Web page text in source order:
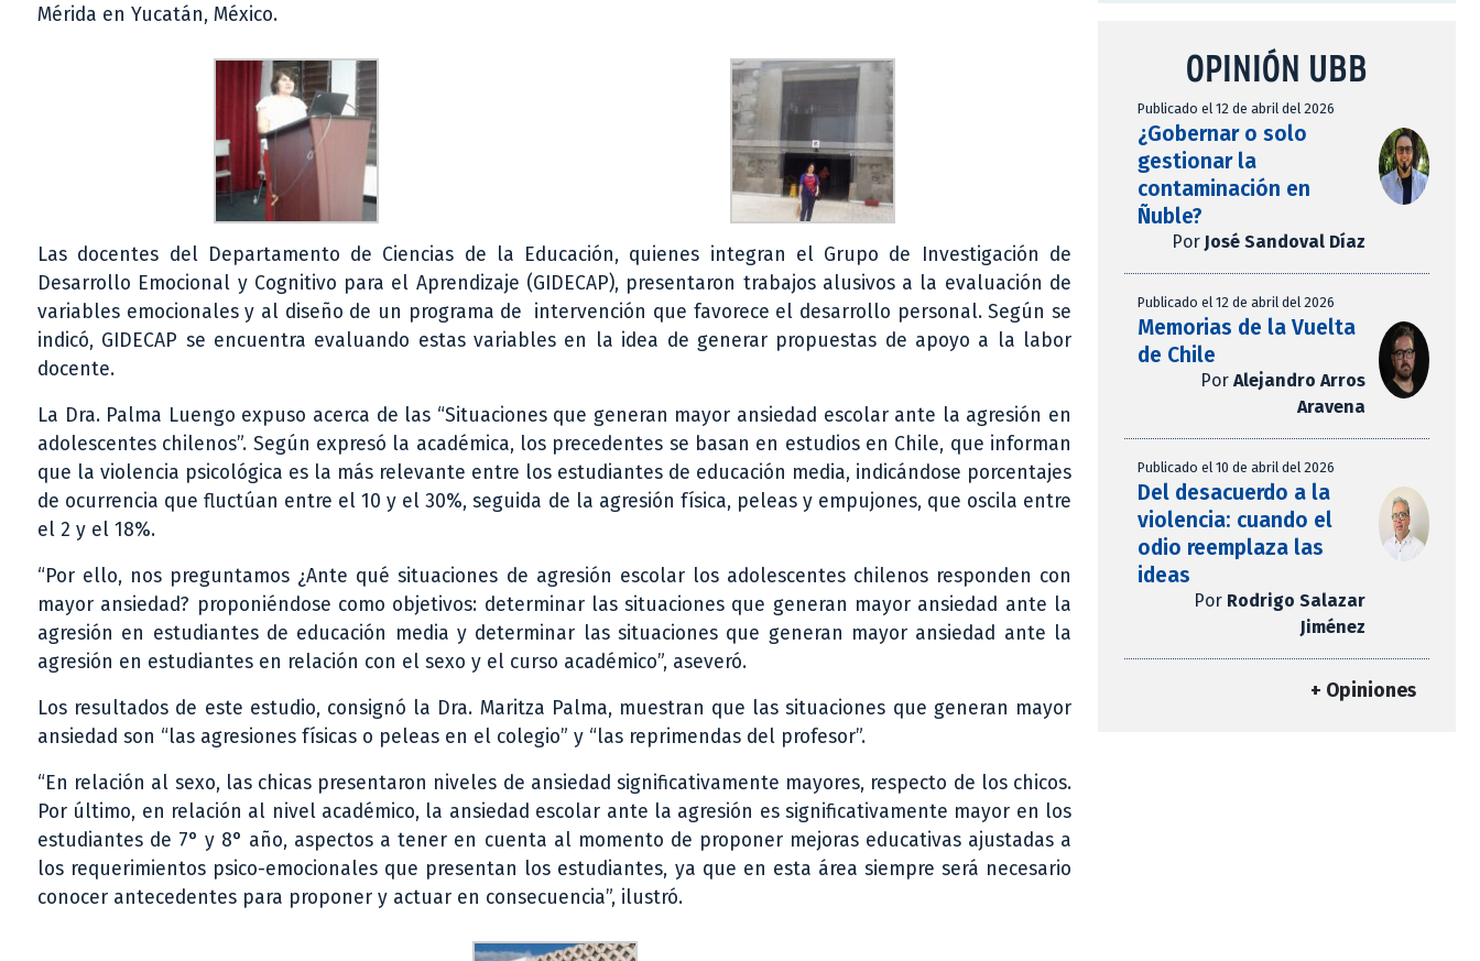
Mérida en Yucatán, México.
Las docentes del Departamento de Ciencias de la Educación, quienes integran el Grupo de Investigación de
Desarrollo Emocional y Cognitivo para el Aprendizaje (GIDECAP), presentaron trabajos alusivos a la evaluación de
variables emocionales y al diseño de un programa de intervención que favorece el desarrollo personal. Según se
indicó, GIDECAP se encuentra evaluando estas variables en la idea de generar propuestas de apoyo a la labor
docente.
La Dra. Palma Luengo expuso acerca de las “Situaciones que generan mayor ansiedad escolar ante la agresión en
adolescentes chilenos”. Según expresó la académica, los precedentes se basan en estudios en Chile, que informan
que la violencia psicológica es la más relevante entre los estudiantes de educación media, indicándose porcentajes
de ocurrencia que fluctúan entre el 10 y el 30%, seguida de la agresión física, peleas y empujones, que oscila entre
el 2 y el 18%.
“Por ello, nos preguntamos ¿Ante qué situaciones de agresión escolar los adolescentes chilenos responden con
mayor ansiedad? proponiéndose como objetivos: determinar las situaciones que generan mayor ansiedad ante la
agresión en estudiantes de educación media y determinar las situaciones que generan mayor ansiedad ante la
agresión en estudiantes en relación con el sexo y el curso académico”, aseveró.
Los resultados de este estudio, consignó la Dra. Maritza Palma, muestran que las situaciones que generan mayor
ansiedad son “las agresiones físicas o peleas en el colegio” y “las reprimendas del profesor”.
“En relación al sexo, las chicas presentaron niveles de ansiedad significativamente mayores, respecto de los chicos.
Por último, en relación al nivel académico, la ansiedad escolar ante la agresión es significativamente mayor en los
estudiantes de 7° y 8° año, aspectos a tener en cuenta al momento de proponer mejoras educativas ajustadas a
los requerimientos psico-emocionales que presentan los estudiantes, ya que en esta área siempre será necesario
conocer antecedentes para proponer y actuar en consecuencia”, ilustró.
OPINIÓN UBB
Publicado el 12 de abril del 2026
¿Gobernar o solo
gestionar la
contaminación en
Ñuble?
Por José Sandoval Díaz
Publicado el 12 de abril del 2026
Memorias de la Vuelta
de Chile
Por Alejandro Arros
Aravena
Publicado el 10 de abril del 2026
Del desacuerdo a la
violencia: cuando el
odio reemplaza las
ideas
Por Rodrigo Salazar
Jiménez
+ Opiniones